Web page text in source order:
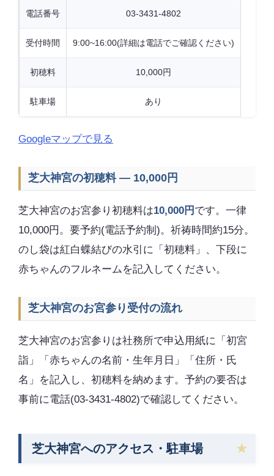
電話番号 03-3431-4802
受付時間 9:00~16:00(詳細は電話でご確認ください)
初穂料 10,000円
駐車場 あり
Googleマップで見る
芝大神宮の初穂料 — 10,000円
芝大神宮のお宮参り初穂料は10,000円 です。一律
10,000円。要予約(電話予約制)。祈祷時間約15分。
のし袋は紅白蝶結びの水引に「初穂料」、下段に
赤ちゃんのフルネームを記入してください。
芝大神宮のお宮参り受付の流れ
芝大神宮のお宮参りは社務所で申込用紙に「初宮
詣」「赤ちゃんの名前・生年月日」「住所・氏
名」を記入し、初穂料を納めます。予約の要否は
事前に電話(03-3431-4802)で確認してください。
芝大神宮へのアクセス・駐車場